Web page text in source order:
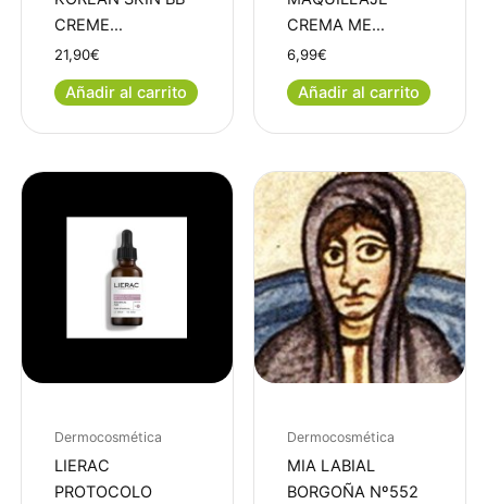
CREME…
21,90€
Añadir al carrito
CREMA ME…
6,99€
Añadir al carrito
Dermocosmética
LIERAC
PROTOCOLO
Dermocosmética
MIA LABIAL
BORGOÑA Nº552